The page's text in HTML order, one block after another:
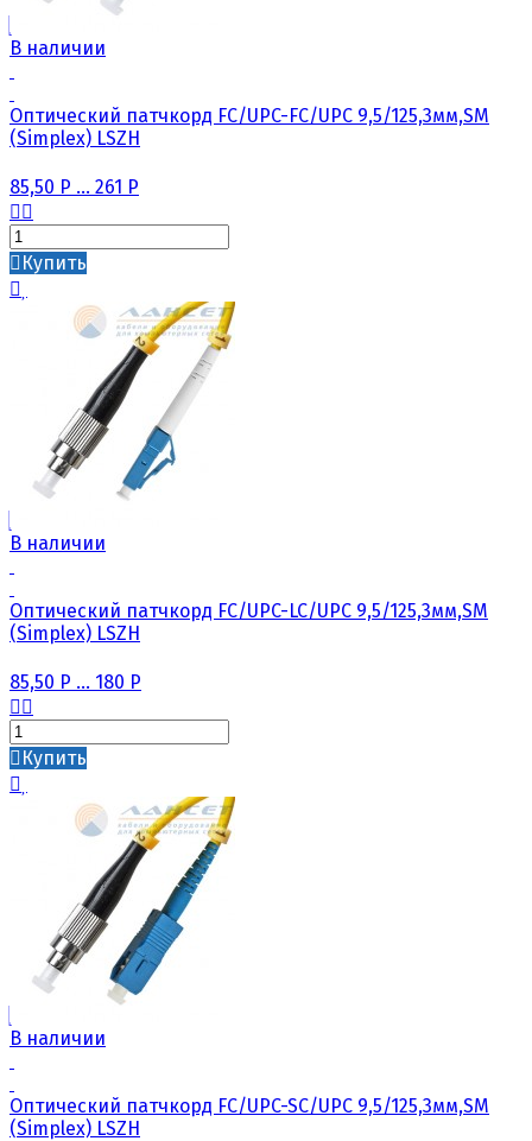
В наличии
Оптический патчкорд FC/UPC-FC/UPC 9,5/125,3мм,SM
(Simplex) LSZH
85,50 Р ... 261 Р
Купить
В наличии
Оптический патчкорд FC/UPC-LC/UPC 9,5/125,3мм,SM
(Simplex) LSZH
85,50 Р ... 180 Р
Купить
В наличии
Оптический патчкорд FC/UPC-SC/UPC 9,5/125,3мм,SM
(Simplex) LSZH